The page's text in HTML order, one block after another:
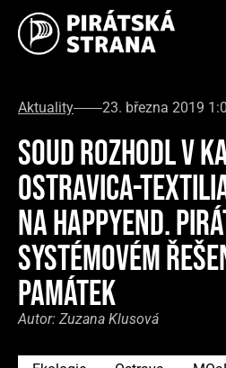
Aktuality 23. března 2019
SOUD ROZHODL V
OSTRAVICA-
NA HAPPYEND.
SYSTÉMOVÉM
PAMÁTEK
Autor: Zuzana Klusová